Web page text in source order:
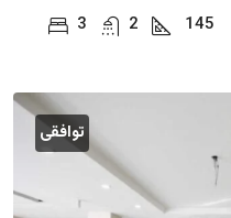
3
2 145
توافقی